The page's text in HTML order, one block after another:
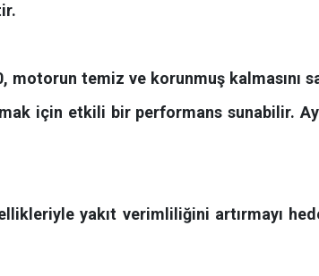
temiz ve korunmuş kalmasını
için etkili bir performans sunabilir.
yakıt verimliliğini artırmayı